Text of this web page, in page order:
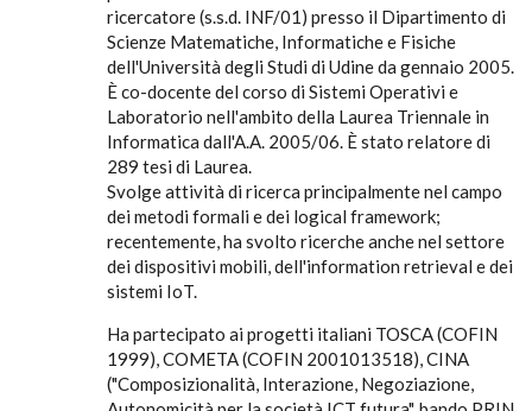
ricercatore (s.s.d. INF/01) presso il Dipartimento di
Scienze Matematiche, Informatiche e Fisiche
dell'Università degli Studi di Udine da gennaio 2005.
È co-docente del corso di Sistemi Operativi e
Laboratorio nell'ambito della Laurea Triennale in
Informatica dall'A.A. 2005/06. È stato relatore di
289 tesi di Laurea.
Svolge attività di ricerca principalmente nel campo
dei metodi formali e dei logical framework;
recentemente, ha svolto ricerche anche nel settore
dei dispositivi mobili, dell'information retrieval e dei
sistemi IoT.
Ha partecipato ai progetti italiani TOSCA (COFIN
1999), COMETA (COFIN 2001013518), CINA
("Composizionalità, Interazione, Negoziazione,